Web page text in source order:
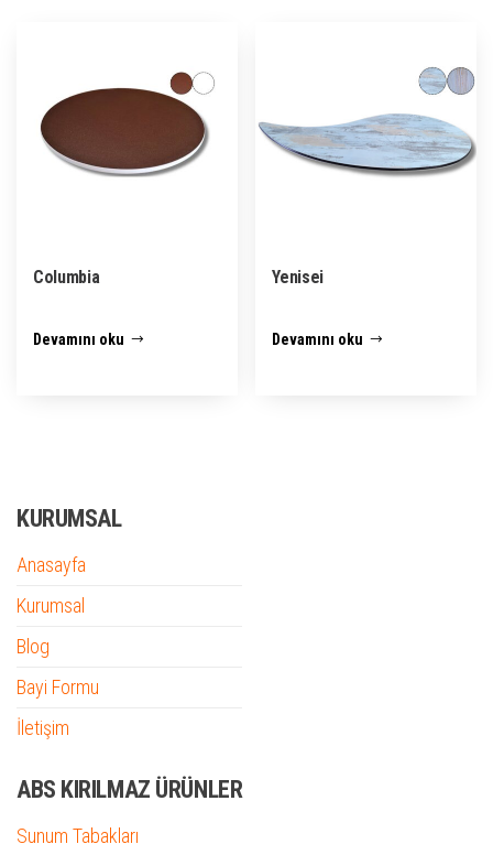
Columbia
Devamını oku
Yenisei
Devamını oku
KURUMSAL
Anasayfa
Kurumsal
Blog
Bayi Formu
İletişim
ABS KIRILMAZ ÜRÜNLER
Sunum Tabakları